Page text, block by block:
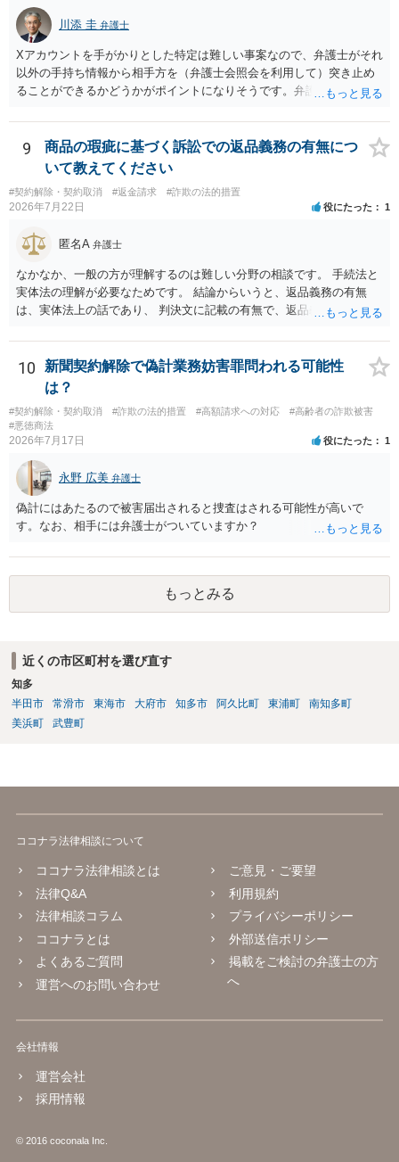
川添 圭 弁護士
Xアカウントを手がかりとした特定は難しい事案なので、弁護士がそれ
以外の手持ち情報から相手方を（弁護士会照会を利用して）突き止め
ることができるかどうかがポイントになりそうです。弁護士による調
せることになるでしょう。見通しについては、実際の資料等を弁護士
に検討してもらう必要があると思います。弁護士費用は自由化されて
いますので個別に確認いただく必要がありますが、そもそも回収でき
るかどうかが問題になり得る事案であり、被害額の規模からみると、
仮に回収できたとしても弁護士費用を差し引いた実質回収分はかなり
少なくなる可能性もあるように思います。
9
商品の瑕疵に基づく訴訟での返品義務の有無につ
いて教えてください
#契約解除・契約取消 #返金請求 #詐欺の法的措置
2026年7月22日 役にたった 1
匿名A 弁護士
なかなか、一般の方が理解するのは難しい分野の相談です。 手続法と
実体法の理解が必要なためです。 結論からいうと、返品義務の有無
は、実体法上の話であり、 判決文に記載の有無で、返品義務の有無が
品せよ」と判決文に書かれていなくても、 全額支払い判決の前提とし
て、契約不適合責任を理由に契約を解除してれば、 原状回復義務とし
て、相談者さんは、商品の返品義務を負うことになります。 ただし、
訴訟上何等かの形で、返品義務の有無が争われ争点化していたが、 結
論として、返品義務が存在しないというような判断が判決理由中で下
されていれば、 相手は返品請求を再度主張できない可能性はあります
10
新聞契約解除で偽計業務妨害罪問われる可能性
は？
#契約解除・契約取消 #詐欺の法的措置 #高額請求への対応
#高齢者の詐欺被害
#悪徳商法
2026年7月17日 役にたった 1
永野 広美 弁護士
偽計にはあたるので被害届出されると捜査はされる可能性が高いで
す。なお、相手には弁護士がついていますか？
もっとみる
近くの市区町村を選び直す
知多
半田市
常滑市 東海市 大府市 知多市 阿久比町 東浦町
南知多町
美浜町
武豊町
ココナラ法律相談について
ココナラ法律相談とは
法律Q&A
法律相談コラム
ココナラとは
よくあるご質問
運営へのお問い合わせ
ご意見・ご要望
利用規約
プライバシーポリシー
外部送信ポリシー
掲載をご検討の弁護士の方
へ
会社情報
運営会社
採用情報
© 2016 coconala Inc.